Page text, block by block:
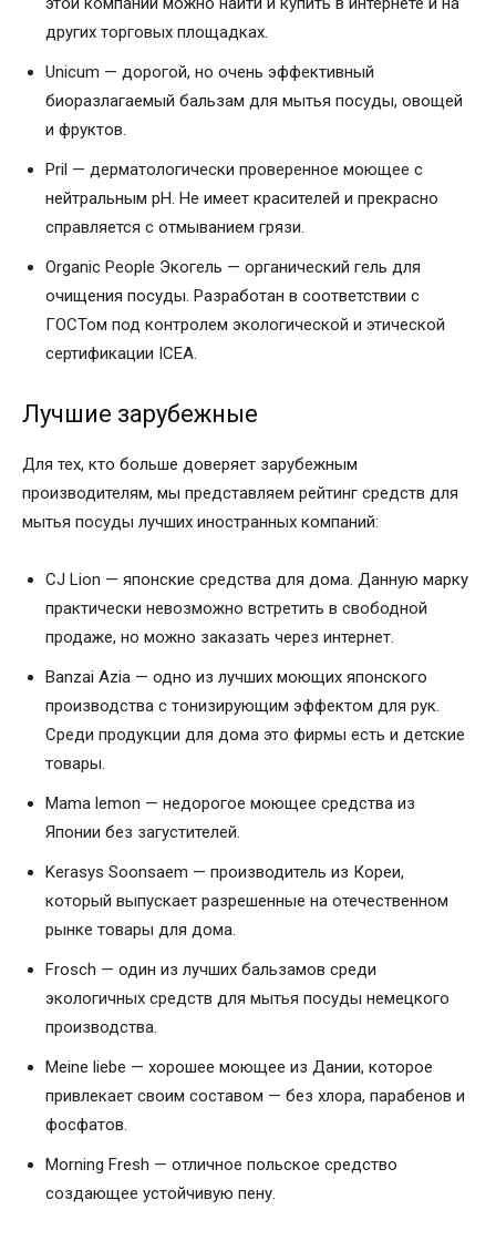
других торговых площадках.
Unicum — дорогой, но очень эффективный
биоразлагаемый бальзам для мытья посуды, овощей
и фруктов.
Pril — дерматологически проверенное моющее с
нейтральным pH. Не имеет красителей и прекрасно
справляется с отмыванием грязи.
Organic People Экогель — органический гель для
очищения посуды. Разработан в соответствии с
ГОСТом под контролем экологической и этической
сертификации ICEA.
Лучшие зарубежные
Для тех, кто больше доверяет зарубежным
производителям, мы представляем рейтинг средств для
мытья посуды лучших иностранных компаний:
CJ Lion — японские средства для дома. Данную марку
практически невозможно встретить в свободной
продаже, но можно заказать через интернет.
Banzai Azia — одно из лучших моющих японского
производства с тонизирующим эффектом для рук.
Среди продукции для дома это фирмы есть и детские
товары.
Mama lemon — недорогое моющее средства из
Японии без загустителей.
Kerasys Soonsaem — производитель из Кореи,
который выпускает разрешенные на отечественном
рынке товары для дома.
Frosch — один из лучших бальзамов среди
экологичных средств для мытья посуды немецкого
производства.
Meine liebe — хорошее моющее из Дании, которое
привлекает своим составом — без хлора, парабенов и
фосфатов.
Morning Fresh — отличное польское средство
создающее устойчивую пену.